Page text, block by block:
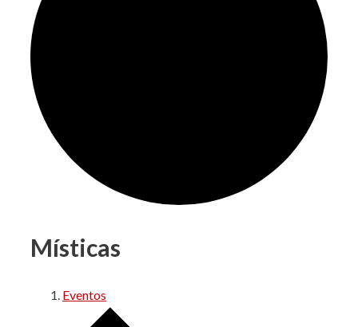
Místicas
Eventos